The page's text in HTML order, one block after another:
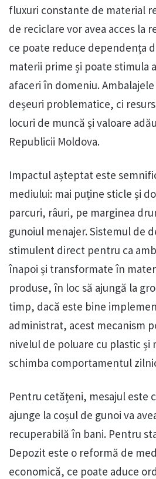
fluxuri constante de material
de reciclare vor avea acces la
ce poate reduce dependența
materii prime și poate stimula
afaceri în domeniu.
deșeuri problematice, ci
locuri de muncă și valoare
Republicii Moldova.
Impactul așteptat este
mediului: mai puține sticle și
parcuri, râuri, pe marginea
gunoiul menajer. Sistemul de
stimulent direct pentru ca
înapoi și transformate în
produse, în loc să ajungă la
timp, dacă este bine
administrat, acest mecanism
nivelul de poluare cu plastic și
schimba comportamentul
Pentru cetățeni, mesajul este
ajunge la coșul de gunoi va
recuperabilă în bani. Pentru
Depozit este o reformă de
economică, ce poate aduce